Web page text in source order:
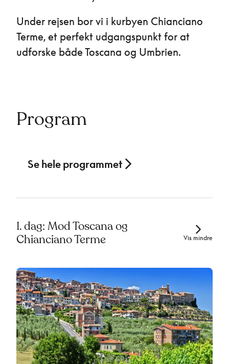
Under rejsen bor vi i kurbyen Chianciano
Terme, et perfekt udgangspunkt for at
udforske både Toscana og Umbrien.
Program
Se hele programmet
1. dag: Mod Toscana og
Chianciano Terme
Vis mindre